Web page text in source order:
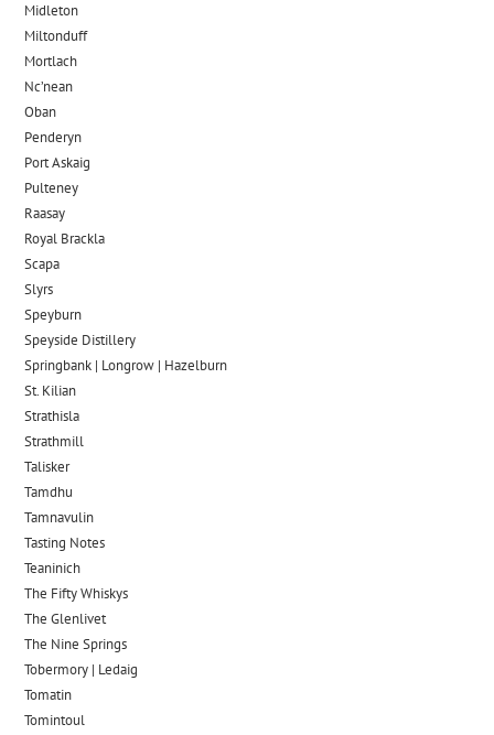
Midleton
Miltonduff
Mortlach
Nc’nean
Oban
Penderyn
Port Askaig
Pulteney
Raasay
Royal Brackla
Scapa
Slyrs
Speyburn
Speyside Distillery
Springbank | Longrow | Hazelburn
St. Kilian
Strathisla
Strathmill
Talisker
Tamdhu
Tamnavulin
Tasting Notes
Teaninich
The Fifty Whiskys
The Glenlivet
The Nine Springs
Tobermory | Ledaig
Tomatin
Tomintoul